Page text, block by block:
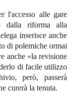
l'accesso alle gare
dalla riforma alla
inserisce anche
di polemiche ormai
anche «la revisione
di facile utilizzo
però, passerà
curerà la tenuta.